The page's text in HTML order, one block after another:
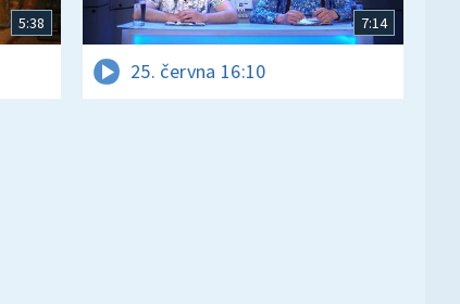
5:38 7:14
25. června 16:10